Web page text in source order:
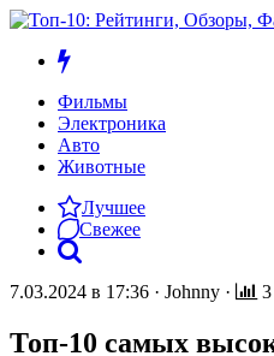
Фильмы
Электроника
Авто
Животные
Лучшее
Свежее
7.03.2024 в 17:36 · Johnny ·
Топ-10 самых